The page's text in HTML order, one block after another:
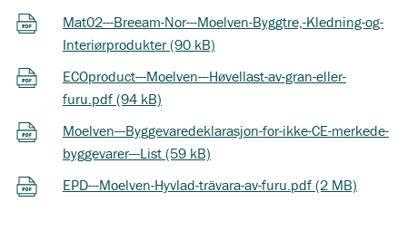
Mat02---Breeam-Nor---Moelven-Byggtre,-Kledning-og-
Interiørprodukter (90 kB)
ECOproduct---Moelven---Høvellast-av-gran-eller-
furu.pdf (94 kB)
Moelven---Byggevaredeklarasjon-for-ikke-CE-merkede-
byggevarer---List (59 kB)
EPD---Moelven-Hyvlad-trävara-av-furu.pdf (2 MB)